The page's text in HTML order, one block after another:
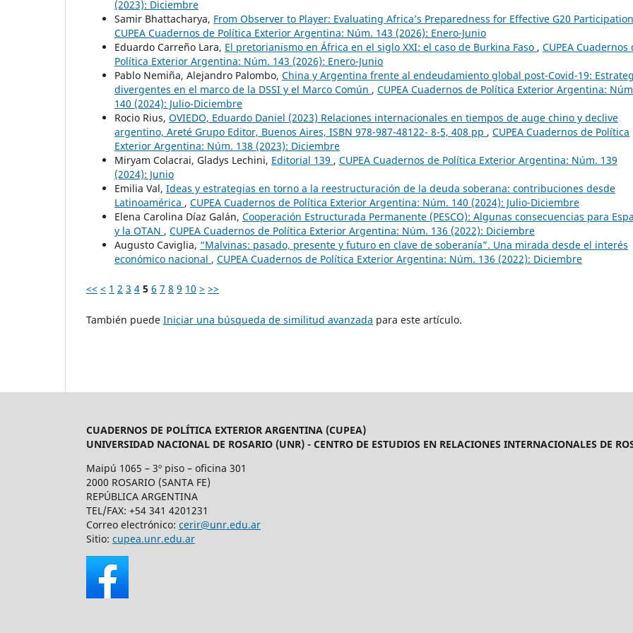
(2023): Diciembre
Samir Bhattacharya, From Observer to Player: Evaluating Africa’s Preparedness for Effective G20 Participation
CUPEA Cuadernos de Política Exterior Argentina: Núm. 143 (2026): Enero-Junio
Eduardo Carreño Lara, El pretorianismo en África en el siglo XXI: el caso de Burkina Faso , CUPEA Cuadernos
Política Exterior Argentina: Núm. 143 (2026): Enero-Junio
Pablo Nemiña, Alejandro Palombo, China y Argentina frente al endeudamiento global post-Covid-19:
divergentes en el marco de la DSSI y el Marco Común , CUPEA Cuadernos de Política Exterior Argentina:
140 (2024): Julio-Diciembre
Rocio Rius, OVIEDO, Eduardo Daniel (2023) Relaciones internacionales en tiempos de auge chino y declive
argentino, Areté Grupo Editor, Buenos Aires, ISBN 978-987-48122- 8-5, 408 pp , CUPEA Cuadernos de Política
Exterior Argentina: Núm. 138 (2023): Diciembre
Miryam Colacrai, Gladys Lechini, Editorial 139 , CUPEA Cuadernos de Política Exterior Argentina: Núm. 139
(2024): Junio
Emilia Val, Ideas y estrategias en torno a la reestructuración de la deuda soberana: contribuciones desde
Latinoamérica , CUPEA Cuadernos de Política Exterior Argentina: Núm. 140 (2024): Julio-Diciembre
Elena Carolina Díaz Galán, Cooperación Estructurada Permanente (PESCO): Algunas consecuencias para
y la OTAN , CUPEA Cuadernos de Política Exterior Argentina: Núm. 136 (2022): Diciembre
Augusto Caviglia, “Malvinas: pasado, presente y futuro en clave de soberanía”. Una mirada desde el interés
económico nacional , CUPEA Cuadernos de Política Exterior Argentina: Núm. 136 (2022): Diciembre
<< < 1 2 3 4 5 6 7 8 9 10 > >>
También puede Iniciar una búsqueda de similitud avanzada para este artículo.
CUADERNOS DE POLÍTICA EXTERIOR ARGENTINA (CUPEA)
UNIVERSIDAD NACIONAL DE ROSARIO (UNR) - CENTRO DE ESTUDIOS EN RELACIONES INTERNACIONALES DE
Maipú 1065 – 3º piso – oficina 301
2000 ROSARIO (SANTA FE)
REPÚBLICA ARGENTINA
TEL/FAX: +54 341 4201231
Correo electrónico: cerir@unr.edu.ar
Sitio: cupea.unr.edu.ar